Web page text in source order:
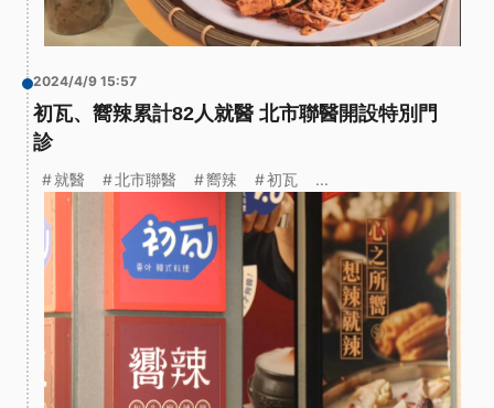
2024/4/9 15:57
初瓦、嚮辣累計82人就醫 北市聯醫開設特別門
診
就醫 北市聯醫 嚮辣 初瓦 ...